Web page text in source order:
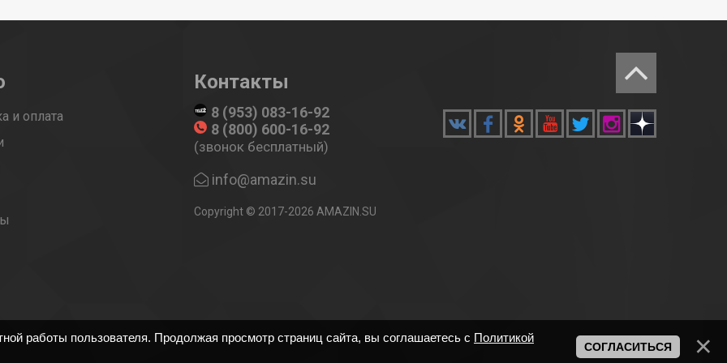
и оплата
Контакты
8 (953) 083-16-92
8 (800) 600-16-92
(звонок бесплатный)
info@amazin.su
Copyright © 2017-2026 AMAZIN.SU
работы пользователя. Продолжая просмотр страниц сайта, вы соглашаетесь с Политикой
СОГЛАСИТЬСЯ